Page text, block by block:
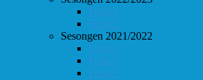
Follo 1
Follo 2
Sesongen 2021/2022
Follo 1
Follo 2
Follo 3